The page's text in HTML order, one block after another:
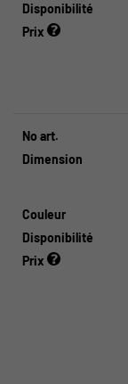
Disponibilité
Prix
No art.
Dimension
Couleur
Disponibilité
Prix